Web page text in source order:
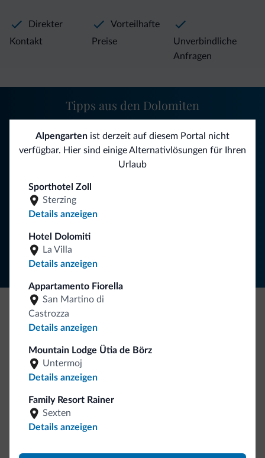
Alpengarten ist derzeit auf diesem Portal nicht
verfügbar. Hier sind einige Alternativlösungen für Ihren
Urlaub
Sporthotel Zoll
Sterzing
Details anzeigen
Hotel Dolomiti
La Villa
Details anzeigen
Appartamento Fiorella
San Martino di
Castrozza
Details anzeigen
Mountain Lodge Ütia de Börz
Untermoj
Details anzeigen
Family Resort Rainer
Sexten
Details anzeigen
Direkter
Kontakt
Vorteilhafte
Preise
Unverbindliche
Anfragen
Folgen Sie Dolomiti.it auf
Tipps aus den Dolomiten
Sie erhalten Informationen, exklusive Angebote und
Neuigkeiten für Ihren Urlaub in den Dolomiten.
NEWSLETTER ABONNIEREN
Seien Sie originell, entdecken Sie die neue
Kollektion
So viele von Ihnen haben uns gefragt. Die neue Kollektion
von Dolomiti.it ist da!